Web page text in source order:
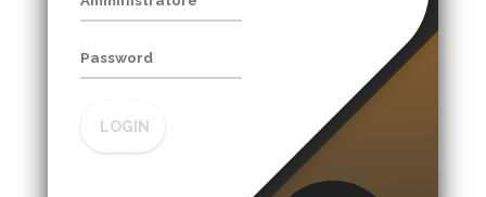
LOGIN